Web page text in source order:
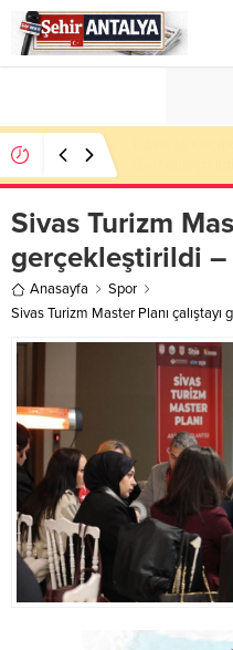
Sivas Turizm
gerçekleştirildi –
Anasayfa
Spor
Sivas Turizm Master Planı